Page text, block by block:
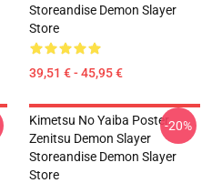
Storeandise Demon Slayer
Store
39,51 € - 45,95 €
Kimetsu No Yaiba Poster
Zenitsu Demon Slayer
Storeandise Demon Slayer
Store
-20%